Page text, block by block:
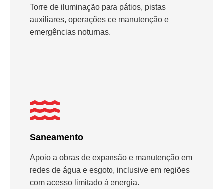
Torre de iluminação para pátios, pistas
auxiliares, operações de manutenção e
emergências noturnas.
Saneamento
Apoio a obras de expansão e manutenção em
redes de água e esgoto, inclusive em regiões
com acesso limitado à energia.